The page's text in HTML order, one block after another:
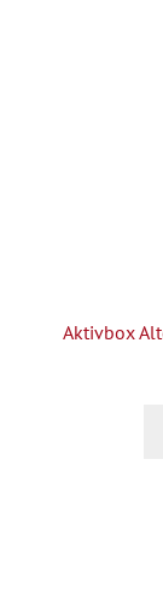
Aktivbox